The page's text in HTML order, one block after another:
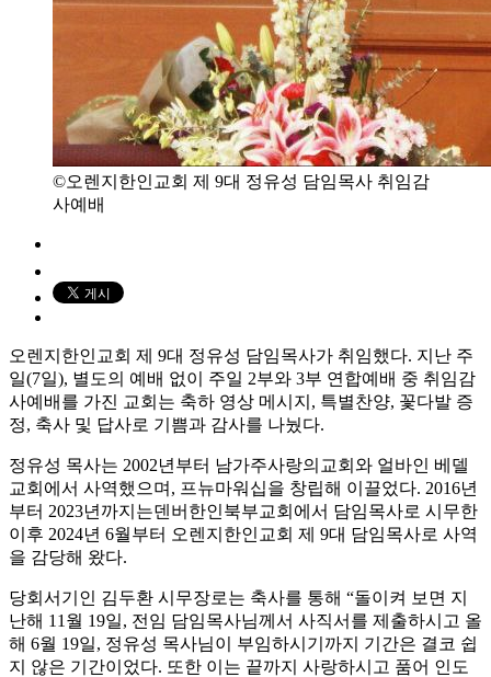
©오렌지한인교회 제 9대 정유성 담임목사 취임감
사예배
오렌지한인교회 제 9대 정유성 담임목사가 취임했다. 지난 주
일(7일), 별도의 예배 없이 주일 2부와 3부 연합예배 중 취임감
사예배를 가진 교회는 축하 영상 메시지, 특별찬양, 꽃다발 증
정, 축사 및 답사로 기쁨과 감사를 나눴다.
정유성 목사는 2002년부터 남가주사랑의교회와 얼바인 베델
교회에서 사역했으며, 프뉴마워십을 창립해 이끌었다. 2016년
부터 2023년까지는덴버한인북부교회에서 담임목사로 시무한
이후 2024년 6월부터 오렌지한인교회 제 9대 담임목사로 사역
을 감당해 왔다.
당회서기인 김두환 시무장로는 축사를 통해 “돌이켜 보면 지
난해 11월 19일, 전임 담임목사님께서 사직서를 제출하시고 올
해 6월 19일, 정유성 목사님이 부임하시기까지 기간은 결코 쉽
지 않은 기간이었다. 또한 이는 끝까지 사랑하시고 품어 인도